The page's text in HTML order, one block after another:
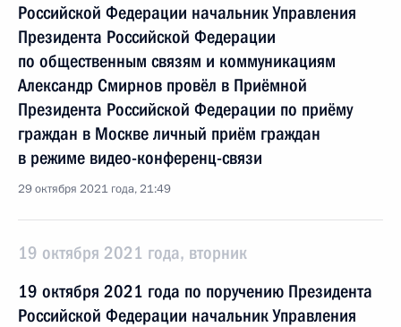
Российской Федерации начальник Управления
Президента Российской Федерации
по общественным связям и коммуникациям
Александр Смирнов провёл в Приёмной
Президента Российской Федерации по приёму
граждан в Москве личный приём граждан
в режиме видео-конференц-связи
29 октября 2021 года, 21:49
19 октября 2021 года, вторник
19 октября 2021 года по поручению Президента
Российской Федерации начальник Управления